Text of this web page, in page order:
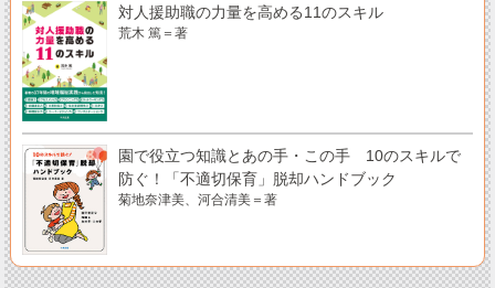
対人援助職の力量を高める11のスキル
荒木 篤＝著
園で役立つ知識とあの手・この手 10のスキルで
防ぐ！「不適切保育」脱却ハンドブック
菊地奈津美、河合清美＝著